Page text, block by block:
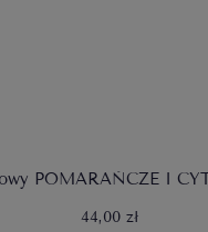
POMARAŃCZE I
44,00 zł